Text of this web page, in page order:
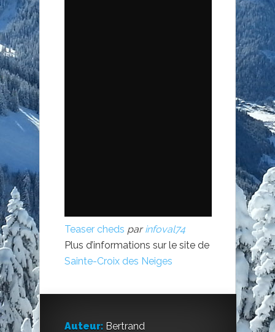
Teaser cheds parinfoval74
Plus d’informations sur le site de
Sainte-Croix des Neiges
Auteur: Bertrand